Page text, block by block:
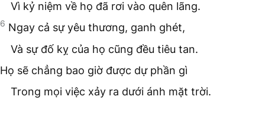
Vì kỷ niệm về họ đã rơi vào quên lãng.
6 Ngay cả sự yêu thương, ganh ghét,
Và sự đố kỵ của họ cũng đều tiêu tan.
Họ sẽ chẳng bao giờ được dự phần gì
Trong mọi việc xảy ra dưới ánh mặt trời.